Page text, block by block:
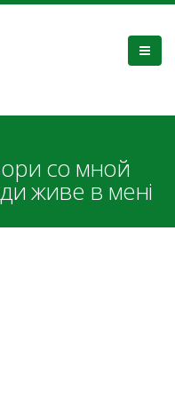
со мной
живе в мені